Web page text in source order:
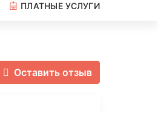
ПЛАТНЫЕ УСЛУГИ
Оставить отзыв